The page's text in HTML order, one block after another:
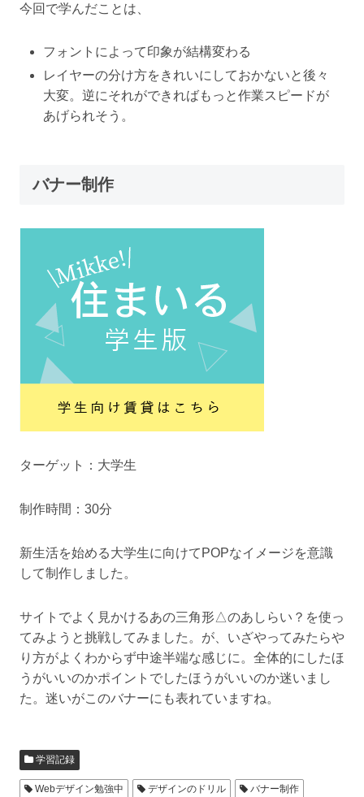
今回で学んだことは、
フォントによって印象が結構変わる
レイヤーの分け方をきれいにしておかないと後々
大変。逆にそれができればもっと作業スピードが
あげられそう。
バナー制作
ターゲット：大学生
制作時間：30分
新生活を始める大学生に向けてPOPなイメージを意識
して制作しました。
サイトでよく見かけるあの三角形△のあしらい？を使っ
てみようと挑戦してみました。が、いざやってみたらや
り方がよくわからず中途半端な感じに。全体的にしたほ
うがいいのかポイントでしたほうがいいのか迷いまし
た。迷いがこのバナーにも表れていますね。
学習記録
Webデザイン勉強中 デザインのドリル バナー制作